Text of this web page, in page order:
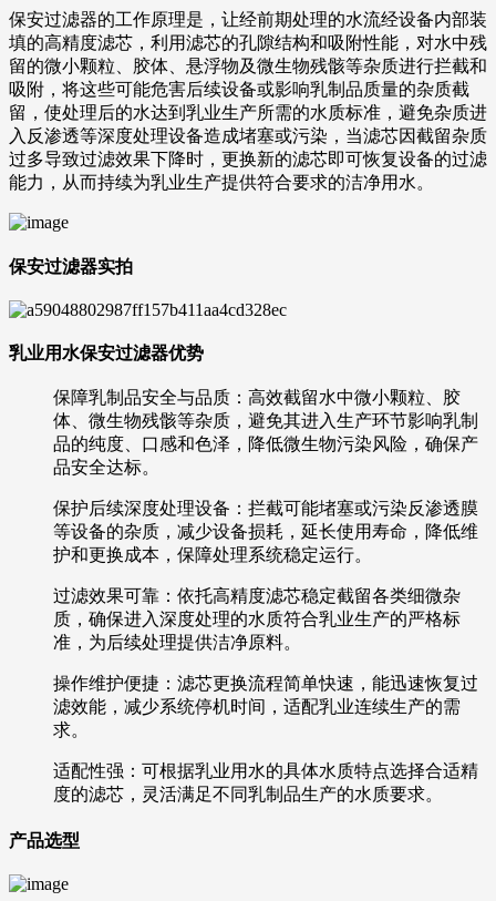
保安过滤器的工作原理是，让经前期处理的水流经设备内部装
填的高精度滤芯，利用滤芯的孔隙结构和吸附性能，对水中残
留的微小颗粒、胶体、悬浮物及微生物残骸等杂质进行拦截和
吸附，将这些可能危害后续设备或影响乳制品质量的杂质截
留，使处理后的水达到乳业生产所需的水质标准，避免杂质进
入反渗透等深度处理设备造成堵塞或污染，当滤芯因截留杂质
过多导致过滤效果下降时，更换新的滤芯即可恢复设备的过滤
能力，从而持续为乳业生产提供符合要求的洁净用水。
保安过滤器实拍
乳业用水保安过滤器优势
保障乳制品安全与品质：高效截留水中微小颗粒、胶
体、微生物残骸等杂质，避免其进入生产环节影响乳制
品的纯度、口感和色泽，降低微生物污染风险，确保产
品安全达标。
保护后续深度处理设备：拦截可能堵塞或污染反渗透膜
等设备的杂质，减少设备损耗，延长使用寿命，降低维
护和更换成本，保障处理系统稳定运行。
过滤效果可靠：依托高精度滤芯稳定截留各类细微杂
质，确保进入深度处理的水质符合乳业生产的严格标
准，为后续处理提供洁净原料。
操作维护便捷：滤芯更换流程简单快速，能迅速恢复过
滤效能，减少系统停机时间，适配乳业连续生产的需
求。
适配性强：可根据乳业用水的具体水质特点选择合适精
度的滤芯，灵活满足不同乳制品生产的水质要求。
产品选型